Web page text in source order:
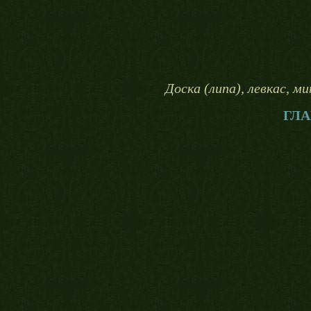
Доска (липа), левкас,